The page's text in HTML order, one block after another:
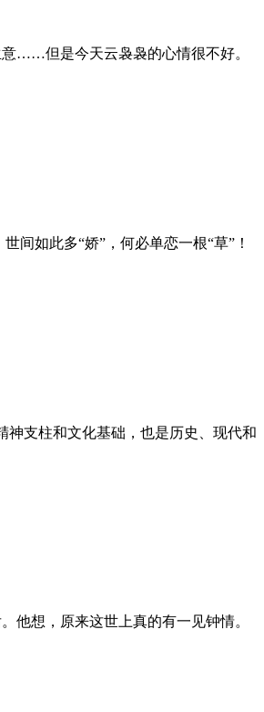
……但是今天云袅袅的心情很不好。
间如此多“娇”，何必单恋一根“草”！
支柱和文化基础，也是历史、现代和
他想，原来这世上真的有一见钟情。